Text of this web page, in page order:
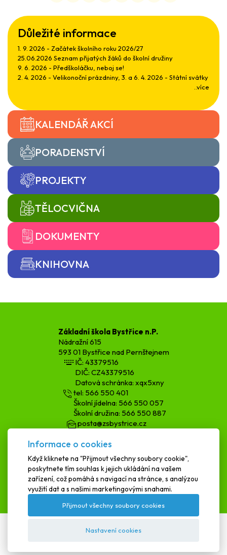
Důležité informace
1. 9. 2026 - Začátek školního roku 2026/27
25.06.2026 Seznam přijatých žáků do školní družiny
9. 6. 2026 - Předškoláčku, neboj se!
2. 4. 2026 - Velikonoční prázdniny, 3. a 6. 4. 2026 - Státní svátky
..více
KALENDÁŘ AKCÍ
PORADENSTVÍ
PROJEKTY
TĚLOCVIČNA
DOKUMENTY
KNIHOVNA
Základní škola Bystřice n.P.
Nádražní 615
593 01 Bystřice nad Pernštejnem
IČ: 43379516
DIČ: CZ43379516
Datová schránka: xqx5xny
tel: 566 550 401
Školní jídelna: 566 550 057
Školní družina: 566 550 887
posta@zsbystrice.cz
podatelna@zsbystrice.cz
SCHRÁNKA DŮVĚRY
Mapa stránek |Prohlášení o přístupnosti
Informace o cookies
Když kliknete na "Přijmout všechny soubory cookie",
poskytnete tím souhlas k jejich ukládání na vašem
zařízení, což pomáhá s navigací na stránce, s analýzou
využití dat a s našimi marketingovými snahami.
Přijmout všechny soubory cookies
Nastavení cookies